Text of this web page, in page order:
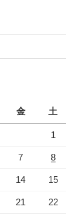
金 土
1
7 8
14 15
21 22